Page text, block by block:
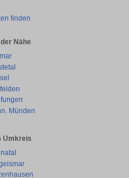
finden
Nähe
Münden
Umkreis